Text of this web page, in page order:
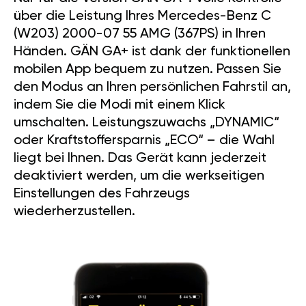
über die Leistung Ihres Mercedes-Benz C
(W203) 2000-07 55 AMG (367PS) in Ihren
Händen. GÄN GA+ ist dank der funktionellen
mobilen App bequem zu nutzen. Passen Sie
den Modus an Ihren persönlichen Fahrstil an,
indem Sie die Modi mit einem Klick
umschalten. Leistungszuwachs „DYNAMIC“
oder Kraftstoffersparnis „ECO“ – die Wahl
liegt bei Ihnen. Das Gerät kann jederzeit
deaktiviert werden, um die werkseitigen
Einstellungen des Fahrzeugs
wiederherzustellen.